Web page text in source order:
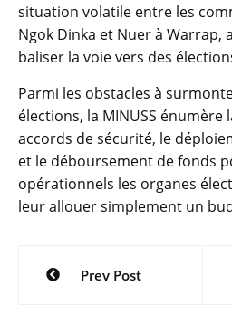
situation volatile entre les
Ngok Dinka et Nuer à Warrap,
baliser la voie vers des
Parmi les obstacles à
élections, la MINUSS énumère
accords de sécurité, le
et le déboursement de fonds
opérationnels les organes
leur allouer simplement un
Navigation
Prev Post